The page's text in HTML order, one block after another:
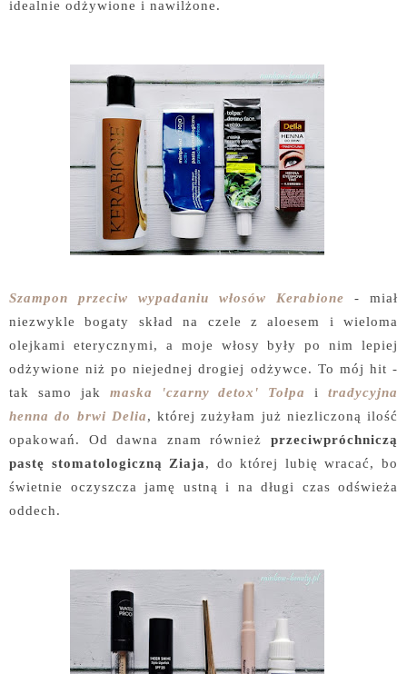
idealnie odżywione i nawilżone.
Szampon przeciw wypadaniu włosów Kerabione - miał
niezwykle bogaty skład na czele z aloesem i wieloma
olejkami eterycznymi, a moje włosy były po nim lepiej
odżywione niż po niejednej drogiej odżywce. To mój hit -
tak samo jak maska 'czarny detox' Tołpa i tradycyjna
henna do brwi Delia, której zużyłam już niezliczoną ilość
opakowań. Od dawna znam również przeciwpróchniczą
pastę stomatologiczną Ziaja, do której lubię wracać, bo
świetnie oczyszcza jamę ustną i na długi czas odświeża
oddech.